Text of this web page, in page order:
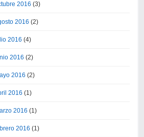
2016 (3)
2016 (2)
2016 (4)
2016 (2)
2016 (2)
2016 (1)
2016 (1)
2016 (1)